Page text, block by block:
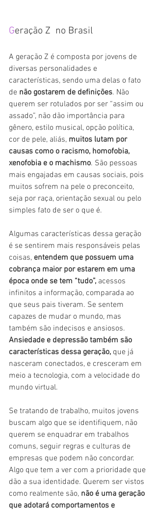
Geração Z  no Brasil
A geração Z é composta por jovens de
diversas personalidades e
características, sendo uma delas o fato
de não gostarem de definições. Não
querem ser rotulados por ser “assim ou
assado”, não dão importância para
gênero, estilo musical, opção política,
cor de pele, aliás, muitos lutam por
causas como o racismo, homofobia,
xenofobia e o machismo. São pessoas
mais engajadas em causas sociais, pois
muitos sofrem na pele o preconceito,
seja por raça, orientação sexual ou pelo
simples fato de ser o que é.
Algumas características dessa geração
é se sentirem mais responsáveis pelas
coisas, entendem que possuem uma
cobrança maior por estarem em uma
época onde se tem “tudo”, acessos
infinitos a informação, comparada ao
que seus pais tiveram. Se sentem
capazes de mudar o mundo, mas
também são indecisos e ansiosos.
Ansiedade e depressão também são
características dessa geração, que já
nasceram conectados, e cresceram em
meio a tecnologia, com a velocidade do
mundo virtual.
Se tratando de trabalho, muitos jovens
buscam algo que se identifiquem, não
querem se enquadrar em trabalhos
comuns, seguir regras e culturas de
empresas que podem não concordar.
Algo que tem a ver com a prioridade que
dão a sua identidade. Querem ser vistos
como realmente são, não é uma geração
que adotará comportamentos e